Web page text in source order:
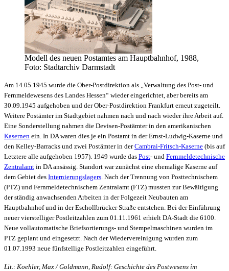
Modell des neuen Postamtes am Hauptbahnhof, 1988,
Foto: Stadtarchiv Darmstadt
Am 14.05.1945 wurde die Ober-Postdirektion als „Verwaltung des Post- und
Fernmeldewesens des Landes Hessen“ wieder eingerichtet, aber bereits am
30.09.1945 aufgehoben und der Ober-Postdirektion Frankfurt erneut zugeteilt.
Weitere Postämter im Stadtgebiet nahmen nach und nach wieder ihre Arbeit auf.
Eine Sonderstellung nahmen die Devisen-Postämter in den amerikanischen
Kasernen ein. In DA waren dies je ein Postamt in der Ernst-Ludwig-Kaserne und
den Kelley-Barracks und zwei Postämter in derCambrai-Fritsch-Kaserne (bis auf
Letztere alle aufgehoben 1957). 1949 wurde das Post- und Fernmeldetechnische
Zentralamt in DA ansässig. Standort war zunächst eine ehemalige Kaserne auf
dem Gebiet des Internierungslagers . Nach der Trennung von Posttechnischem
(PTZ) und Fernmeldetechnischem Zentralamt (FTZ) mussten zur Bewältigung
der ständig anwachsenden Arbeiten in der Folgezeit Neubauten am
Hauptbahnhof und in der Eschollbrücker Straße entstehen. Bei der Einführung
neuer vierstelliger Postleitzahlen zum 01.11.1961 erhielt DA-Stadt die 6100.
Neue vollautomatische Briefsortierungs- und Stempelmaschinen wurden im
PTZ geplant und eingesetzt. Nach der Wiedervereinigung wurden zum
01.07.1993 neue fünfstellige Postleitzahlen eingeführt.
Lit.: Koehler, Max / Goldmann, Rudolf: Geschichte des Postwesens im